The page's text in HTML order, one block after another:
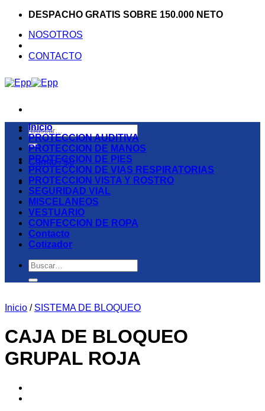
Saltar
contenido
DESPACHO GRATIS SOBRE 150.000 NETO
NOSOTROS
CONTACTO
Buscar
por:
Carrito /$0
Inicio
PROTECCION AUDITIVA
PROTECCION DE MANOS
PROTECCION DE PIES
PROTECCION DE VIAS RESPIRATORIAS
PROTECCION VISTA Y ROSTRO
SEGURIDAD VIAL
MISCELANEOS
VESTUARIO
CONFECCION DE ROPA
Contacto
Cotizador
Buscar
por:
Inicio / SISTEMA DE BLOQUEO
CAJA DE BLOQUEO
GRUPAL ROJA